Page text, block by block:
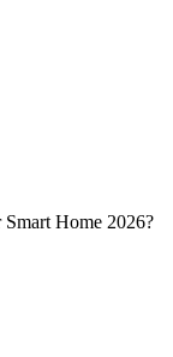
Home 2026?